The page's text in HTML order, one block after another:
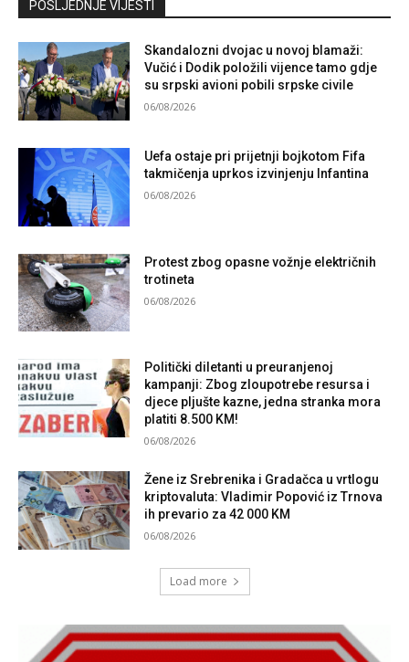
POSLJEDNJE VIJESTI
Skandalozni dvojac u novoj blamaži:
Vučić i Dodik položili vijence tamo gdje
su srpski avioni pobili srpske civile
06/08/2026
Uefa ostaje pri prijetnji bojkotom Fifa
takmičenja uprkos izvinjenju Infantina
06/08/2026
Protest zbog opasne vožnje električnih
trotineta
06/08/2026
Politički diletanti u preuranjenoj
kampanji: Zbog zloupotrebe resursa i
djece pljušte kazne, jedna stranka mora
platiti 8.500 KM!
06/08/2026
Žene iz Srebrenika i Gradačca u vrtlogu
kriptovaluta: Vladimir Popović iz Trnova
ih prevario za 42 000 KM
06/08/2026
Load more